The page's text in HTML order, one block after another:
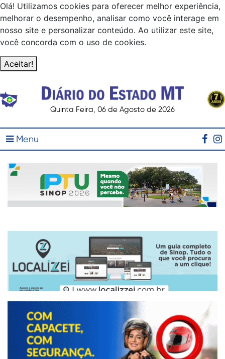
Olá! Utilizamos cookies para oferecer melhor experiência,
melhorar o desempenho, analisar como você interage em
nosso site e personalizar conteúdo. Ao utilizar este site,
você concorda com o uso de cookies.
Aceitar!
Quinta Feira, 06 de Agosto de 2026
Menu